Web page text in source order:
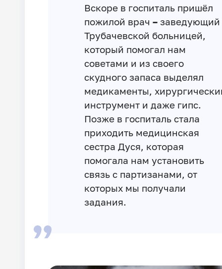
Вскоре в госпиталь пришёл
пожилой врач –заведующий
Трубачевской больницей,
который помогал нам
советами и из своего
скудного запаса выделял
медикаменты,
инструмент и даже гипс.
Позже в госпиталь стала
приходить медицинская
сестра Дуся, которая
помогала нам установить
связь с партизанами, от
которых мы получали
задания.